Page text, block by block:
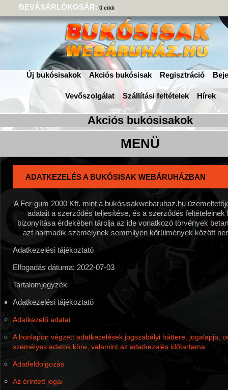
BEVÁSÁRLÓKOSÁR: 0 cikk
Új bukósisakok Akciós bukósisak Regisztráció
Vevőszolgálat Szállítási feltételek Hírek
ADATKEZELÉS A BUKÓSISAK WEBÁRUHÁZBAN
A Fer-gum 2000 Kft. mint a bukósisakwebaruhaz.hu
adatait a szerződés teljesítése, és a szerződés feltételeinek
bizonyítása érdekében tárolja az ide vonatkozó törvények
azt harmadik személynek semmilyen körülmények között
Adatkezelési tájékoztató
Elfogadás dátuma: 2022-07-03
Tartalomjegyzék
Adatkezelési tájékoztató
Adatkezelő adatai
A honlapon végzett adatkezelések jogszabályi háttere, jogalapja,
személyes adatok köre, valamint az adatkezelés időtartama
Adatfeldolgozás
Az érintett jogai